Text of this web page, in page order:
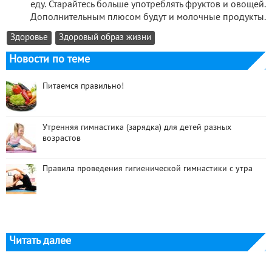
еду. Старайтесь больше употреблять фруктов и овощей.
Дополнительным плюсом будут и молочные продукты.
Здоровье Здоровый образ жизни
Новости по теме
Питаемся правильно!
Утренняя гимнастика (зарядка) для детей разных
возрастов
Правила проведения гигиенической гимнастики с утра
Читать далее